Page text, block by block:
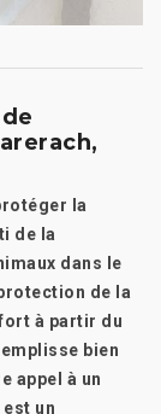
la
de la
dans le
de la
à partir du
bien
appel à un
un